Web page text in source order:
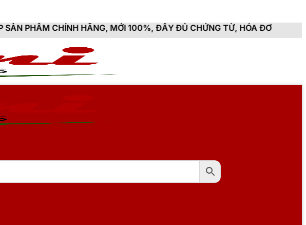
HÃNG, MỚI 100%, ĐẦY ĐỦ CHỨNG TỪ, HÓA ĐƠN VAT